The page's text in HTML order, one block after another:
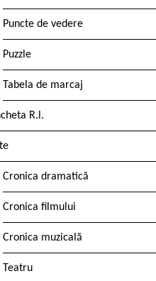
Puncte de vedere
Puzzle
Tabela de marcaj
R.l.
Cronica dramatică
Cronica filmului
Cronica muzicală
Teatru